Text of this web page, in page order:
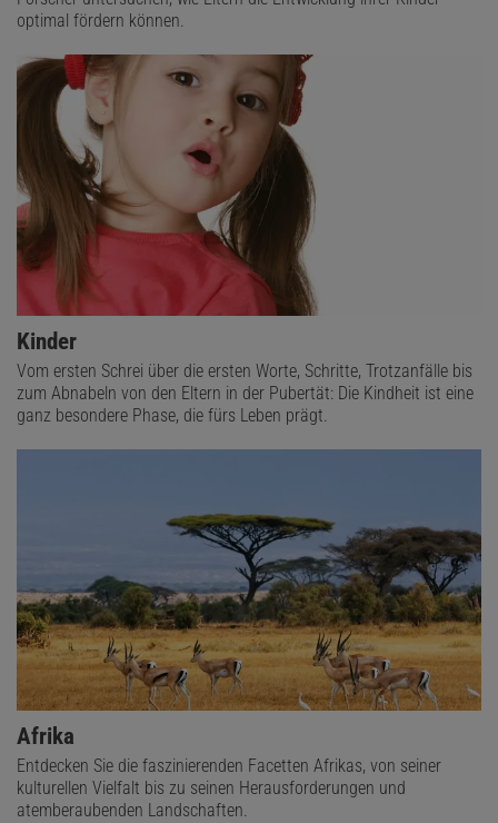
optimal fördern können.
Kinder
Vom ersten Schrei über die ersten Worte, Schritte, Trotzanfälle bis
zum Abnabeln von den Eltern in der Pubertät: Die Kindheit ist eine
ganz besondere Phase, die fürs Leben prägt.
Afrika
Entdecken Sie die faszinierenden Facetten Afrikas, von seiner
kulturellen Vielfalt bis zu seinen Herausforderungen und
atemberaubenden Landschaften.